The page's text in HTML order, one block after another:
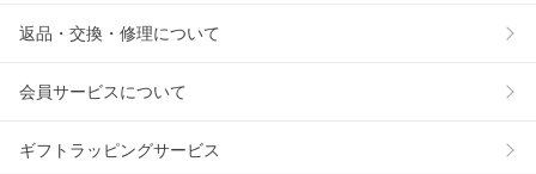
返品・交換・修理について
会員サービスについて
ギフトラッピングサービス